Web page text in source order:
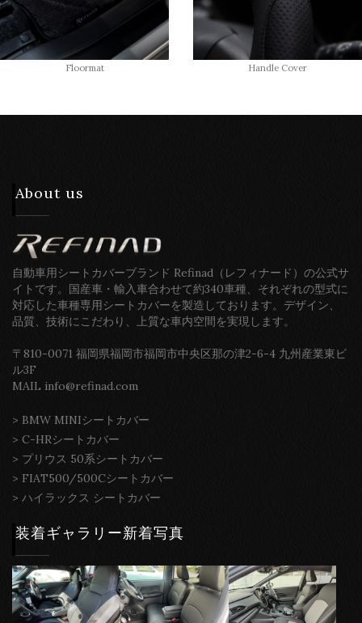
Floormat Handle Cover
About us
自動車用シートカバーブランド Refinad（レフィナード）の公式サ
イトです。国産車・輸入車合わせて約340車種、それぞれの型式に
対応した車種専用シートカバーを製造しております。デザイン、
品質、技術にこだわり、上質な車内空間を実現します。
〒810-0071 福岡県福岡市福岡市中央区那の津2-6-4 九州産業東ビ
ル3F
MAIL info@refinad.com
> BMW MINIシートカバー
> C-HRシートカバー
> プリウス 50系シートカバー
> FIAT500/500Cシートカバー
> ハイラックス シートカバー
装着ギャラリー新着写真